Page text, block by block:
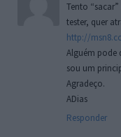
Tento
tester, quer
http://
Alguém pode
sou um
Agradeço.
ADias
Responder